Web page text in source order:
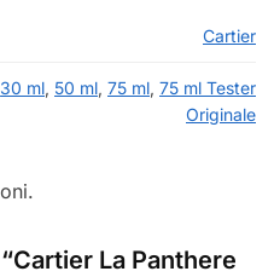
Cartier
30 ml, 50 ml, 75 ml, 75 ml Tester
Originale
La Panthere